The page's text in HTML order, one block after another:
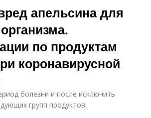
апельсина для
по продуктам
коронавирусной
болезни и после исключить
групп продуктов: